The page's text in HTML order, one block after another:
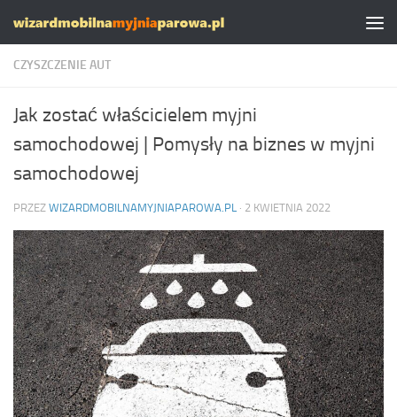
Skip to content
CZYSZCZENIE AUT
Jak zostać właścicielem myjni
samochodowej | Pomysły na biznes w myjni
samochodowej
PRZEZ WIZARDMOBILNAMYJNIAPAROWA.PL · 2 KWIETNIA 2022